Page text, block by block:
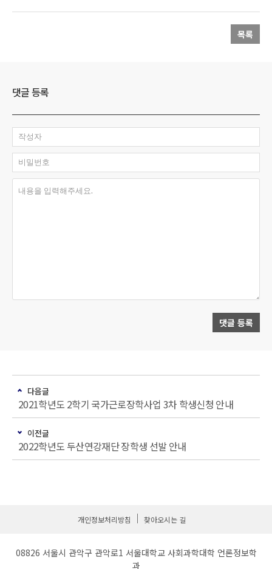
목록
댓글 등록
작성자
비밀번호
내용을 입력해주세요.
댓글 등록
다음글
2021학년도 2학기 국가근로장학사업 3차 학생신청 안내
이전글
2022학년도 두산연강재단 장학생 선발 안내
개인정보처리방침 찾아오시는 길
08826 서울시 관악구 관악로1 서울대학교 사회과학대학 언론정보학
과